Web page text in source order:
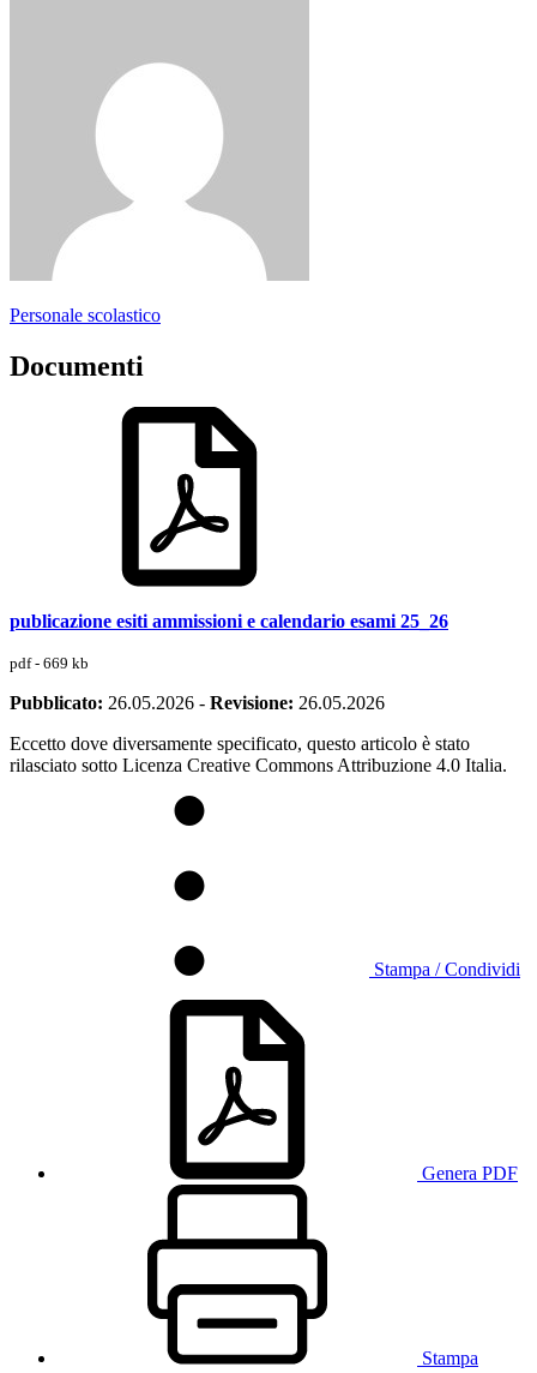
Personale scolastico
Documenti
publicazione esiti ammissioni e calendario esami 25_26
pdf - 669 kb
Pubblicato: 26.05.2026 - Revisione: 26.05.2026
Eccetto dove diversamente specificato, questo articolo è stato
rilasciato sotto Licenza Creative Commons Attribuzione 4.0 Italia.
Stampa / Condividi
Genera PDF
Stampa